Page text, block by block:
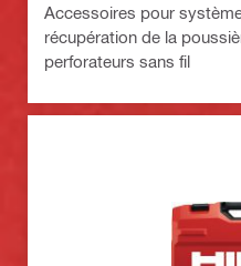
Accessoires pour
récupération de la
perforateurs sans fil